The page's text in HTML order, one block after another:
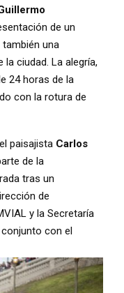
de un
una
ciudad. La alegría,
24 horas de la
con la rotura de
paisajista Carlos
de la
tras un
de
y la Secretaría
con el